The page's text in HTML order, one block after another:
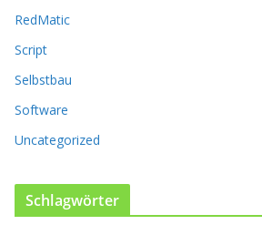
e
r
r
d
u
e
RedMatic
Script
Selbstbau
Software
Uncategorized
Schlagwörter